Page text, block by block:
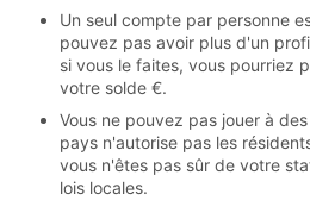
Un seul compte par personne
pouvez pas avoir plus d'un
si vous le faites, vous pourriez
votre solde €.
Vous ne pouvez pas jouer à
pays n'autorise pas les
vous n'êtes pas sûr de votre
lois locales.